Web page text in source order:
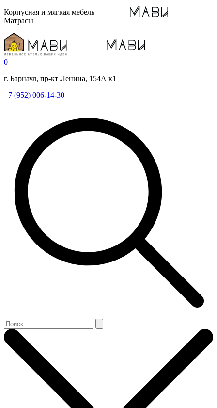
Корпусная и мягкая мебель
Матрасы
0
г. Барнаул, пр-кт Ленина, 154А к1
+7 (952) 006-14-30